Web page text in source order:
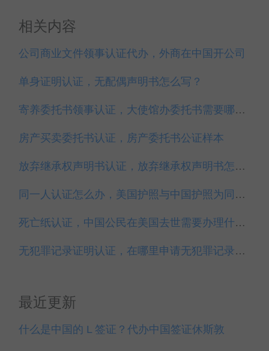
相关内容
公司商业文件领事认证代办，外商在中国开公司
单身证明认证，无配偶声明书怎么写？
寄养委托书领事认证，大使馆办委托书需要哪些材料？
房产买卖委托书认证，房产委托书公证样本
放弃继承权声明书认证，放弃继承权声明书怎么写？
同一人认证怎么办，美国护照与中国护照为同一人认证
死亡纸认证，中国公民在美国去世需要办理什么？
无犯罪记录证明认证，在哪里申请无犯罪记录证明？
最近更新
什么是中国的 L 签证？代办中国签证休斯敦